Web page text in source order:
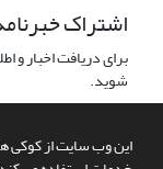
این وب سایت از کوکی ها
اشتراک
برای دریافت اخبار و
شوید.